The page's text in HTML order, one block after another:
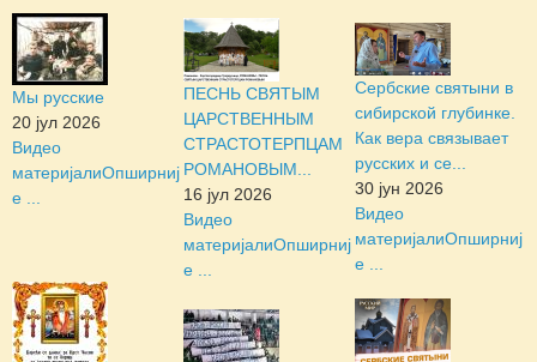
Мы русские
20 јул 2026
Видео
материјалиОпширниј
е ...
ПЕСНЬ СВЯТЫМ
ЦАРСТВЕННЫМ
СТРАСТОТЕРПЦАМ
РОМАНОВЫМ...
16 јул 2026
Видео
материјалиОпширниј
е ...
Сербские святыни в
сибирской глубинке.
Как вера связывает
русских и се...
30 јун 2026
Видео
материјалиОпширниј
е ...